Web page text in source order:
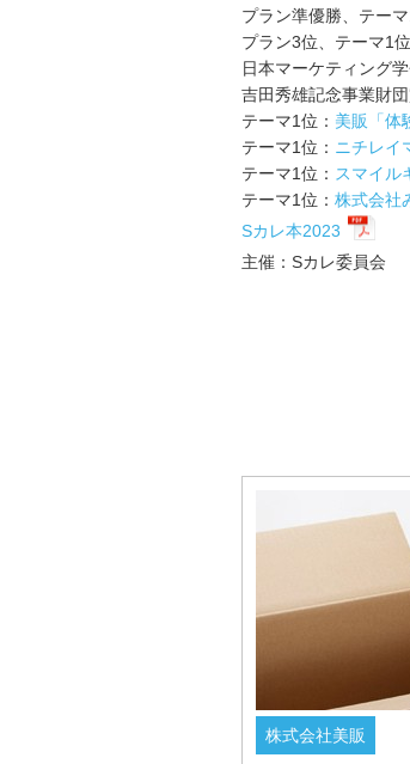
プラン準優勝、テーマ
プラン3位、テーマ1位
日本マーケティング
吉田秀雄記念事業財
テーマ1位： 美販「体
テーマ1位： ニチレイ
テーマ1位： スマイル
テーマ1位： 株式会社
Sカレ本2023
主催：Sカレ委員会
株式会社美販